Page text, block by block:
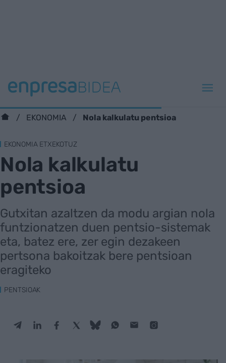
EKONOMIA Nola kalkulatu pentsioa
EKONOMIA ETXEKOTUZ
Nola kalkulatu
pentsioa
Gutxitan azaltzen da modu argian nola
funtzionatzen duen pentsio-sistemak
eta, batez ere, zer egin dezakeen
pertsona bakoitzak bere pentsioan
eragiteko
PENTSIOAK